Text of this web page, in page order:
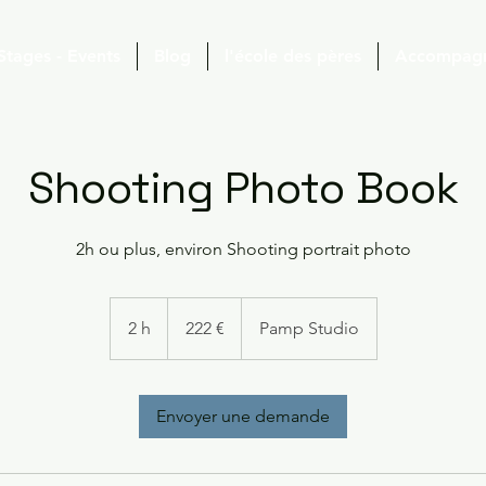
Shooting Photo Book
2h ou plus, environ Shooting portrait photo
2 h
h
222 € Pamp Studio
Envoyer une demande